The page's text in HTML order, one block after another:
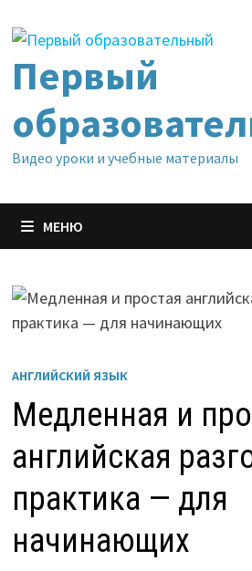
содержимому
Первый
Видео уроки и учебные материалы
МЕНЮ
АНГЛИЙСКИЙ ЯЗЫК
Медленная и
английская
практика — для
начинающих